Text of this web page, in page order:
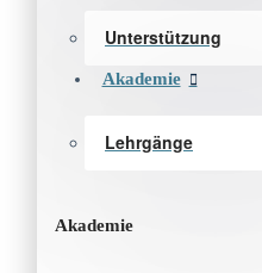
Unterstützung
Akademie
Lehrgänge
Akademie